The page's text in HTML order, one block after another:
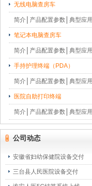
无线电脑查房车
简介 产品配置参数 典型应用
笔记本电脑查房车
简介 产品配置参数 典型应用
手持护理终端（PDA）
简介 产品配置参数 典型应用
医院自助打印终端
简介 产品配置参数 典型应用
公司动态
安徽省妇幼保健院设备交付
三台县人民医院设备交付